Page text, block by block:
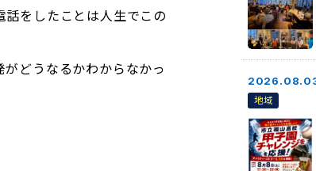
をしたことは人生でこの
どうなるかわからなかっ
地域